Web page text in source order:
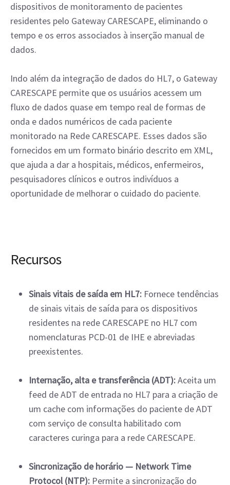
dispositivos de monitoramento de pacientes
residentes pelo Gateway CARESCAPE, eliminando o
tempo e os erros associados à inserção manual de
dados.
Indo além da integração de dados do HL7, o Gateway
CARESCAPE permite que os usuários acessem um
fluxo de dados quase em tempo real de formas de
onda e dados numéricos de cada paciente
monitorado na Rede CARESCAPE. Esses dados são
fornecidos em um formato binário descrito em XML,
que ajuda a dar a hospitais, médicos, enfermeiros,
pesquisadores clínicos e outros indivíduos a
oportunidade de melhorar o cuidado do paciente.
Recursos
Sinais vitais de saída em HL7: Fornece tendências
de sinais vitais de saída para os dispositivos
residentes na rede CARESCAPE no HL7 com
nomenclaturas PCD-01 de IHE e abreviadas
preexistentes.
Internação, alta e transferência (ADT):Aceita um
feed de ADT de entrada no HL7 para a criação de
um cache com informações do paciente de ADT
com serviço de consulta habilitado com
caracteres curinga para a rede CARESCAPE.
Sincronização de horário — Network Time
Protocol (NTP): Permite a sincronização do